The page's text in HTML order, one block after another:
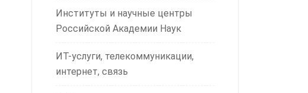
Институты и научные центры
Российской Академии Наук
ИТ-услуги, телекоммуникации,
интернет, связь